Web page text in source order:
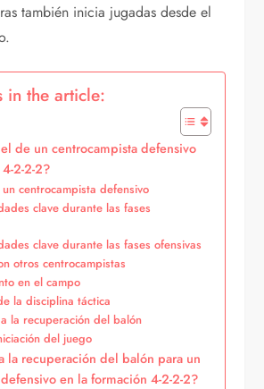
también inicia jugadas desde el
in the article:
de un centrocampista defensivo
2-2-2?
centrocampista defensivo
clave durante las fases
clave durante las fases ofensivas
otros centrocampistas
en el campo
la disciplina táctica
la recuperación del balón
del juego
la recuperación del balón para un
en la formación 4-2-2-2?